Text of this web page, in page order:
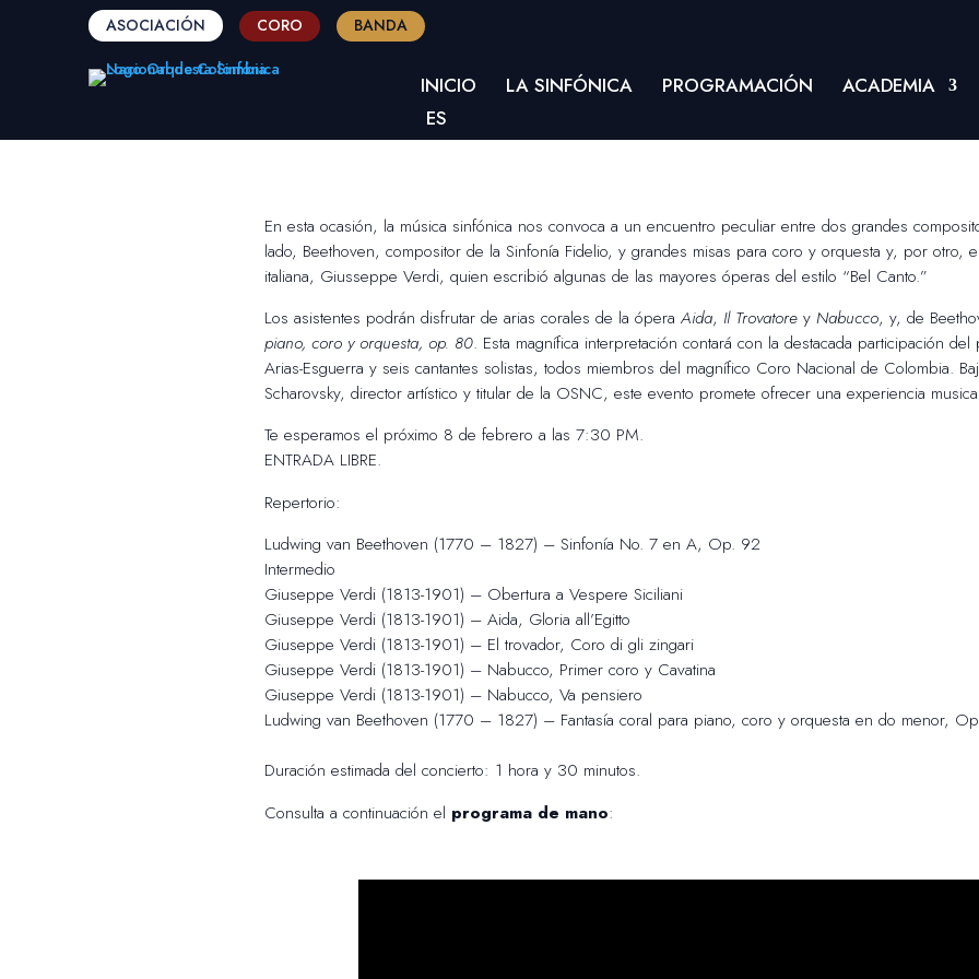
ASOCIACIÓN CORO BANDA
INICIO LA SINFÓNICA PROGRAMACIÓN
ACADEMIA
ES
En esta ocasión, la música sinfónica nos convoca a un encuentro peculiar entre dos grandes
lado, Beethoven, compositor de la Sinfonía Fidelio, y grandes misas para coro y orquesta y, por otro,
italiana, Giusseppe Verdi, quien escribió algunas de las mayores óperas del estilo “Bel Canto.”
Los asistentes podrán disfrutar de arias corales de la ópera Aida, Il Trovatorey Nabucco, y, de
piano, coro y orquesta, op. 80. Esta magnífica interpretación contará con la destacada participación
Arias-Esguerra y seis cantantes solistas, todos miembros del magnífico Coro Nacional de Colombia.
Scharovsky, director artístico y titular de la OSNC, este evento promete ofrecer una experiencia
Te esperamos el próximo 8 de febrero a las 7:30 PM.
ENTRADA LIBRE.
Repertorio:
Ludwing van Beethoven (1770 – 1827) – Sinfonía No. 7 en A, Op. 92
Intermedio
Giuseppe Verdi (1813-1901) – Obertura a Vespere Siciliani
Giuseppe Verdi (1813-1901) – Aida, Gloria all’Egitto
Giuseppe Verdi (1813-1901) – El trovador, Coro di gli zingari
Giuseppe Verdi (1813-1901) – Nabucco, Primer coro y Cavatina
Giuseppe Verdi (1813-1901) – Nabucco, Va pensiero
Ludwing van Beethoven (1770 – 1827) – Fantasía coral para piano, coro y orquesta en do menor,
Duración estimada del concierto: 1 hora y 30 minutos.
Consulta a continuación el programa de mano: